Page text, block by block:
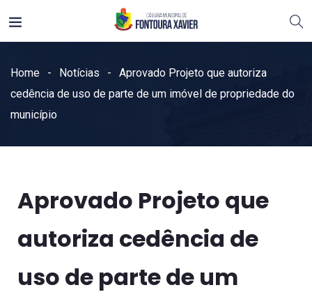
Home Notícias
Aprovado Projeto que autoriza
cedência de uso de parte de um imóvel de propriedade do
município
Aprovado Projeto que
autoriza cedência de
uso de parte de um